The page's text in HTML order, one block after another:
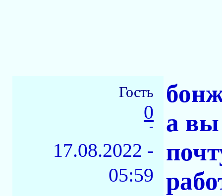
Гость
0
-
17.08.2022 -
05:59
а вы